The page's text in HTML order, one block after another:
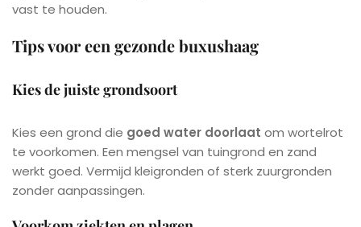
vast te houden.
Tips voor een gezonde buxushaag
Kies de juiste grondsoort
Kies een grond die goed water doorlaat om wortelrot
te voorkomen. Een mengsel van tuingrond en zand
werkt goed. Vermijd kleigronden of sterk zuurgronden
zonder aanpassingen.